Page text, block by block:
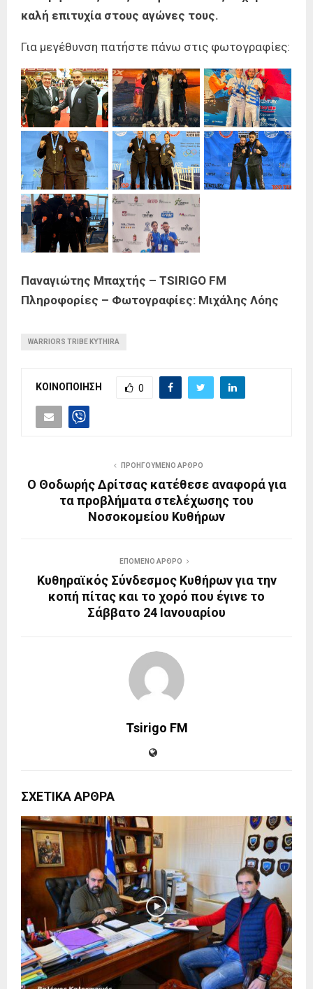
καλή επιτυχία στους αγώνες τους.
Για μεγέθυνση πατήστε πάνω στις φωτογραφίες:
Παναγιώτης Μπαχτής – TSIRIGO FM
Πληροφορίες – Φωτογραφίες: Μιχάλης Λόης
WARRIORS TRIBE KYTHIRA
ΚΟΙΝΟΠΟΙΗΣΗ 0
ΠΡΟΗΓΟΥΜΕΝΟ ΑΡΘΡΟ
Ο Θοδωρής Δρίτσας κατέθεσε αναφορά για
τα προβλήματα στελέχωσης του
Νοσοκομείου Κυθήρων
ΕΠΟΜΕΝΟ ΑΡΘΡΟ
Κυθηραϊκός Σύνδεσμος Κυθήρων για την
κοπή πίτας και το χορό που έγινε το
Σάββατο 24 Ιανουαρίου
Tsirigo FM
ΣΧΕΤΙΚΑ ΑΡΘΡΑ